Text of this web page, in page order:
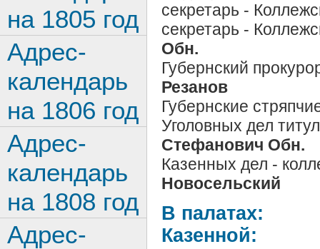
секретарь -
секретарь -
Обн.
Губернский
Резанов
Губернские
Уголовных дел
Стефанович Обн.
Казенных дел -
Новосельский
В палатах:
Казенной:
на 1805 год
Адрес-
календарь
на 1806 год
Адрес-
календарь
на 1808 год
Адрес-